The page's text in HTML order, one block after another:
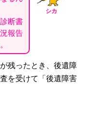
シカ
断書
報告
残ったとき、後遺障
を受けて「後遺障害